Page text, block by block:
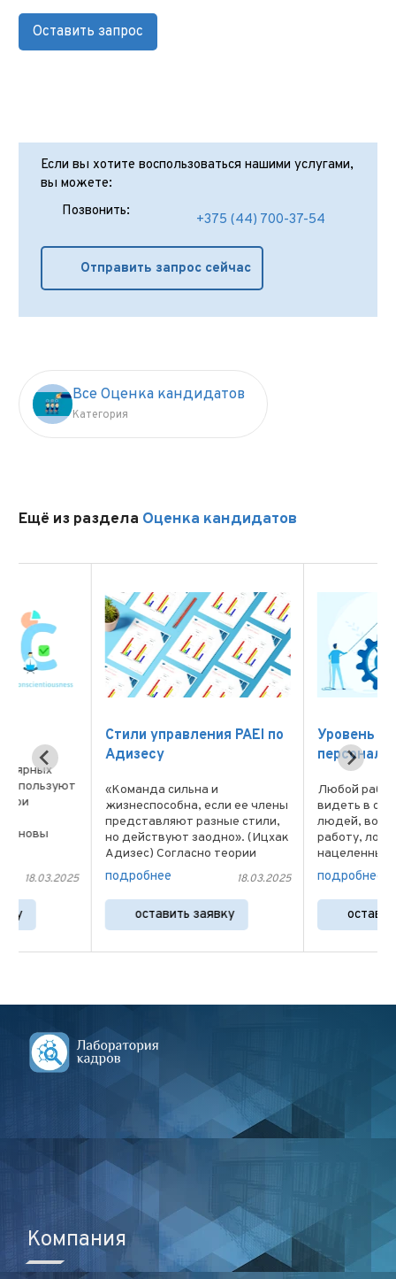
Оставить запрос
Если вы хотите воспользоваться нашими услугами,
вы можете:
Позвонить:
+375 (44) 700-37-54
Отправить запрос сейчас
Все Оценка кандидатов
Категория
Ещё из раздела Оценка кандидатов
Стили управления PAEI по
Адизесу
«Команда сильна и
жизнеспособна, если ее члены
представляют разные стили,
но действуют заодно». (Ицхак
Адизес) Согласно теории
Адизеса для того, чтобы
принимать решения, которые
сделают компанию
результативной и
эффективной в
краткосрочной и ...
подробнее
оставить заявку
Уровень
персонала
Любой работодатель
видеть в своем
людей, вовлеченных в
работу, лояльных к
нацеленных на
Вовлеченность — это
физическое,
интеллектуальное
в котором сотрудники
стремятся как можно ...
подробнее
оставить заявку
Компания